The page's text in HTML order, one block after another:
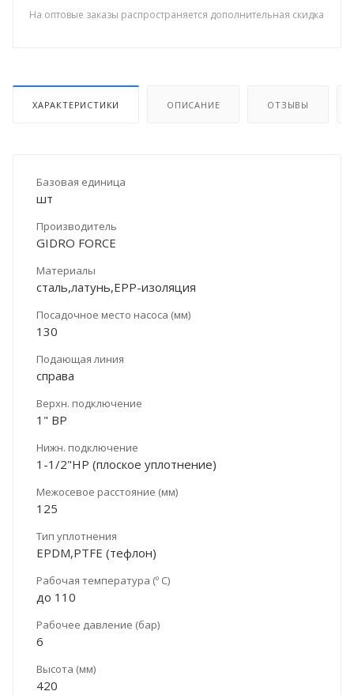
На оптовые заказы распространяется дополнительная скидка
ХАРАКТЕРИСТИКИ ОПИСАНИЕ ОТЗЫВЫ
Базовая единица
шт
Производитель
GIDRO FORCE
Материалы
сталь,латунь,ЕРР-изоляция
Посадочное место насоса (мм)
130
Подающая линия
справа
Верхн. подключение
1" ВР
Нижн. подключение
1-1/2"НР (плоское уплотнение)
Межосевое расстояние (мм)
125
Тип уплотнения
EPDM,PTFE (тефлон)
Рабочая температура (º С)
до 110
Рабочее давление (бар)
6
Высота (мм)
420